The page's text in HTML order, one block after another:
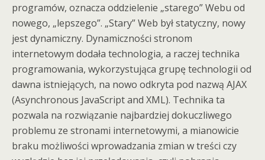
programów, oznacza oddzielenie „starego” Webu od
nowego, „lepszego”. „Stary” Web był statyczny, nowy
jest dynamiczny. Dynamiczności stronom
internetowym dodała technologia, a raczej technika
programowania, wykorzystująca grupę technologii od
dawna istniejących, na nowo odkryta pod nazwą AJAX
(Asynchronous JavaScript and XML). Technika ta
pozwala na rozwiązanie najbardziej dokuczliwego
problemu ze stronami internetowymi, a mianowicie
braku możliwości wprowadzania zmian w treści czy